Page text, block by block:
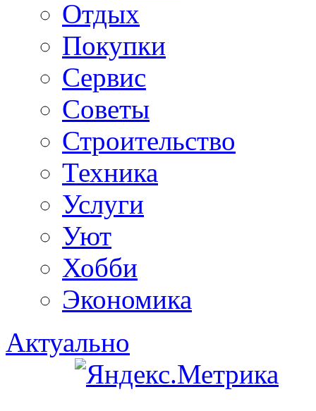
Отдых
Покупки
Сервис
Советы
Строительство
Техника
Услуги
Уют
Хобби
Экономика
Актуально